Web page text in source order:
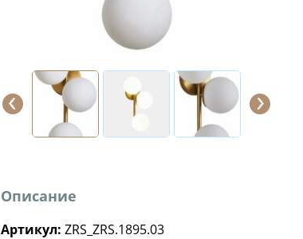
Описание
Артикул: ZRS_ZRS.1895.03